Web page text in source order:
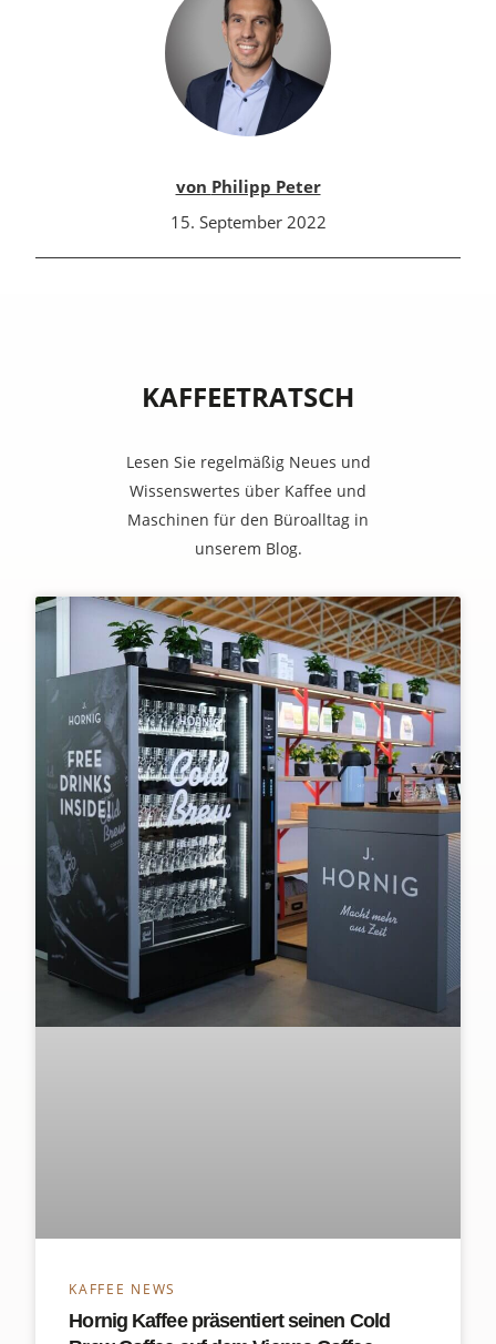
Philipp Peter
15. September 2022
KAFFEETRATSCH
Lesen Sie regelmäßig Neues und
Wissenswertes über Kaffee und
Maschinen für den Büroalltag in
unserem Blog.
KAFFEE NEWS
Hornig Kaffee präsentiert seinen Cold